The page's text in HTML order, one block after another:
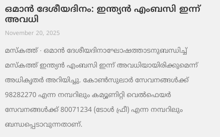
ഒമാൻ ദേശീയദിനം: ഇന്ത്യൻ എംബസി ഇന്ന്
അവധി
November 20, 2025
മസ്‌കത്ത് ∙ ഒമാൻ ദേശീയദിനാഘോഷത്താടനുബന്ധിച്ച്
മസ്‌കത്ത് ഇന്ത്യൻ എംബസി ഇന്ന് അവധിയായിരിക്കുമെന്ന്
അധികൃതർ അറിയിച്ചു. കോൺസുലാർ സേവനങ്ങൾക്ക്
98282270 എന്ന നമ്പറിലും കമ്യൂണിറ്റി വെൽഫെയർ
സേവനങ്ങൾക്ക് 80071234 (ടോൾ ഫ്രീ) എന്ന നമ്പറിലും
ബന്ധപ്പെടാവുന്നതാണ്.